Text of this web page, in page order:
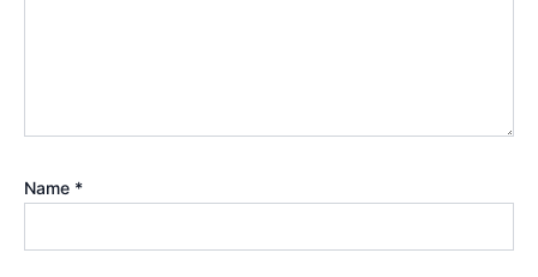
Name *